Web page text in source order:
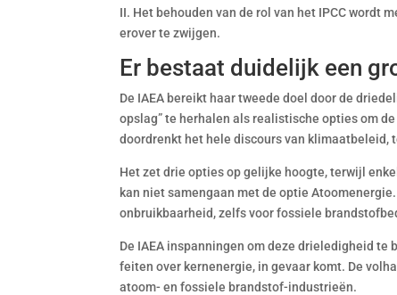
II. Het behouden van de rol van het IPCC wordt
erover te zwijgen.
Er bestaat duidelijk een
De IAEA bereikt haar tweede doel door de
opslag” te herhalen als realistische opties om
doordrenkt het hele discours van
Het zet drie opties op gelijke hoogte, terwijl
kan niet samengaan met de optie
onbruikbaarheid, zelfs voor fossiele
De IAEA inspanningen om deze drieledigheid
feiten over kernenergie, in gevaar komt. De
atoom- en fossiele brandstof-industrieën.